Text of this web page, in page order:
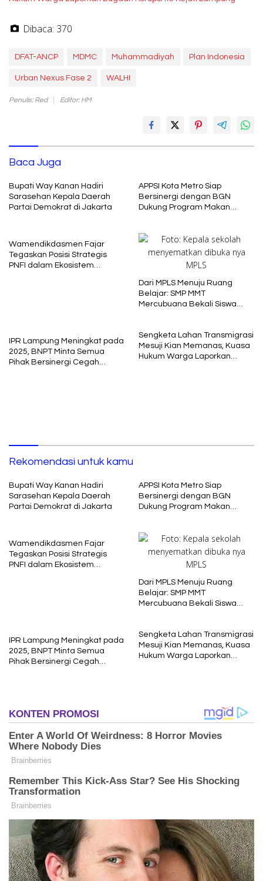
Dibaca: 370
DFAT-ANCP MDMC Muhammadiyah Plan Indonesia
Urban Nexus Fase 2 WALHI
Penulis: Red Editor: HM
Baca Juga
Bupati Way Kanan Hadiri
Sarasehan Kepala Daerah
Partai Demokrat di Jakarta
APPSI Kota Metro Siap
Bersinergi dengan BGN
Dukung Program Makan
Wamendikdasmen Fajar
Tegaskan Posisi Strategis
PNFI dalam Ekosistem
Dari MPLS Menuju Ruang
Belajar: SMP MMT
Mercubuana Bekali Siswa
IPR Lampung Meningkat pada
2025, BNPT Minta Semua
Pihak Bersinergi Cegah
Sengketa Lahan Transmigrasi
Mesuji Kian Memanas, Kuasa
Hukum Warga Laporkan
Rekomendasi untuk kamu
Bupati Way Kanan Hadiri
Sarasehan Kepala Daerah
Partai Demokrat di Jakarta
APPSI Kota Metro Siap
Bersinergi dengan BGN
Dukung Program Makan
Wamendikdasmen Fajar
Tegaskan Posisi Strategis
PNFI dalam Ekosistem
Dari MPLS Menuju Ruang
Belajar: SMP MMT
Mercubuana Bekali Siswa
IPR Lampung Meningkat pada
2025, BNPT Minta Semua
Pihak Bersinergi Cegah
Sengketa Lahan Transmigrasi
Mesuji Kian Memanas, Kuasa
Hukum Warga Laporkan